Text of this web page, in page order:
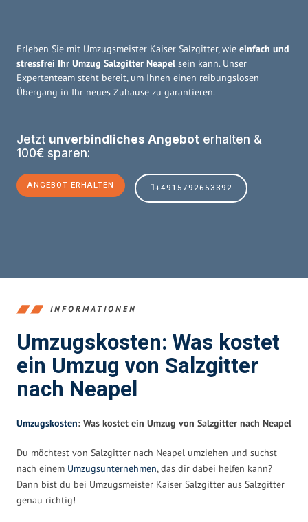
Erleben Sie mit Umzugsmeister Kaiser Salzgitter, wie einfach und
stressfrei Ihr Umzug Salzgitter Neapel sein kann. Unser
Expertenteam steht bereit, um Ihnen einen reibungslosen
Übergang in Ihr neues Zuhause zu garantieren.
Jetzt unverbindliches Angebot erhalten &
100€ sparen:
ANGEBOT ERHALTEN +4915792653392
INFORMATIONEN
Umzugskosten: Was kostet
ein Umzug von Salzgitter
nach Neapel
Umzugskosten: Was kostet ein Umzug von Salzgitter nach Neapel
Du möchtest von Salzgitter nach Neapel umziehen und suchst
nach einem Umzugsunternehmen, das dir dabei helfen kann?
Dann bist du bei Umzugsmeister Kaiser Salzgitter aus Salzgitter
genau richtig!